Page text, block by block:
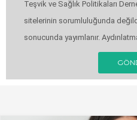
Teşvik ve Sağlık Politikaları
sitelerinin sorumluluğunda
sonucunda yayımlanır.